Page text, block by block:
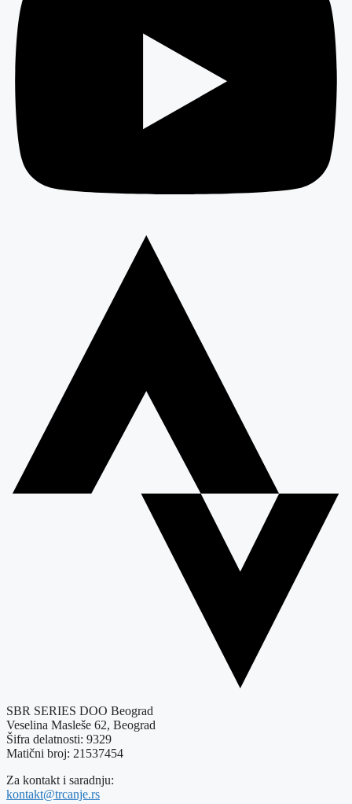
SBR SERIES DOO Beograd
Veselina Masleše 62, Beograd
Šifra delatnosti: 9329
Matični broj: 21537454
Za kontakt i saradnju:
kontakt@trcanje.rs